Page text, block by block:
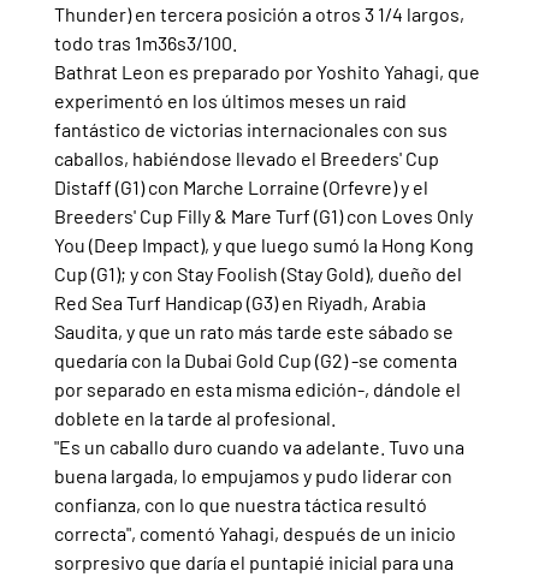
Thunder) en tercera posición a otros 3 1/4 largos,
todo tras 1m36s3/100.
Bathrat Leon es preparado por Yoshito Yahagi, que
experimentó en los últimos meses un raid
fantástico de victorias internacionales con sus
caballos, habiéndose llevado el Breeders' Cup
Distaff (G1) con Marche Lorraine (Orfevre) y el
Breeders' Cup Filly & Mare Turf (G1) con Loves Only
You (Deep Impact), y que luego sumó la Hong Kong
Cup (G1); y con Stay Foolish (Stay Gold), dueño del
Red Sea Turf Handicap (G3) en Riyadh, Arabia
Saudita, y que un rato más tarde este sábado se
quedaría con la Dubai Gold Cup (G2) -se comenta
por separado en esta misma edición-, dándole el
doblete en la tarde al profesional.
"Es un caballo duro cuando va adelante. Tuvo una
buena largada, lo empujamos y pudo liderar con
confianza, con lo que nuestra táctica resultó
correcta", comentó Yahagi, después de un inicio
sorpresivo que daría el puntapié inicial para una